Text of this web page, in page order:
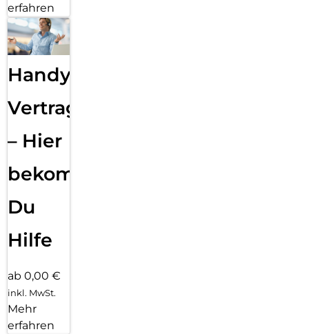
erfahren
Handy
Vertragsabwicklung
– Hier
bekommst
Du
Hilfe
ab 0,00 €
inkl. MwSt.
Mehr
erfahren